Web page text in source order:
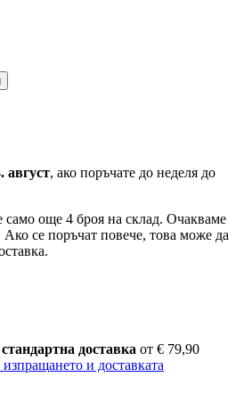
август, ако поръчате до неделя до
още 4 броя на склад. Очакваме
се поръчат повече, това може да
доставка от € 79,90
и доставката